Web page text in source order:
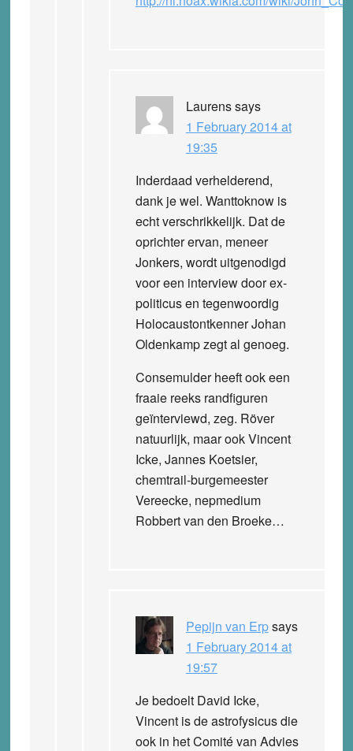
Laurenssays
1 February 2014 at
19:35
Inderdaad verhelderend,
dank je wel. Wanttoknow is
echt verschrikkelijk. Dat de
oprichter ervan, meneer
Jonkers, wordt uitgenodigd
voor een interview door ex-
politicus en tegenwoordig
Holocaustontkenner Johan
Oldenkamp zegt al genoeg.
Consemulder heeft ook een
fraaie reeks randfiguren
geïnterviewd, zeg. Röver
natuurlijk, maar ook Vincent
Icke, Jannes Koetsier,
chemtrail-burgemeester
Vereecke, nepmedium
Robbert van den Broeke…
Pepijn van Erpsays
1 February 2014 at
19:57
Je bedoelt David Icke,
Vincent is de astrofysicus die
ook in het Comité van Advies